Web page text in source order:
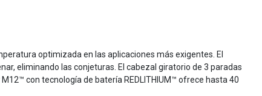
optimizada en las aplicaciones más exigentes. El
eliminando las conjeturas. El cabezal giratorio de 3 paradas
con tecnología de batería REDLITHIUM™ ofrece hasta 40